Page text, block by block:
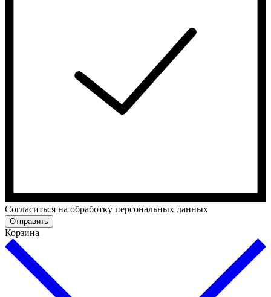
Согласиться на обработку персональных данных
Отправить
Корзина